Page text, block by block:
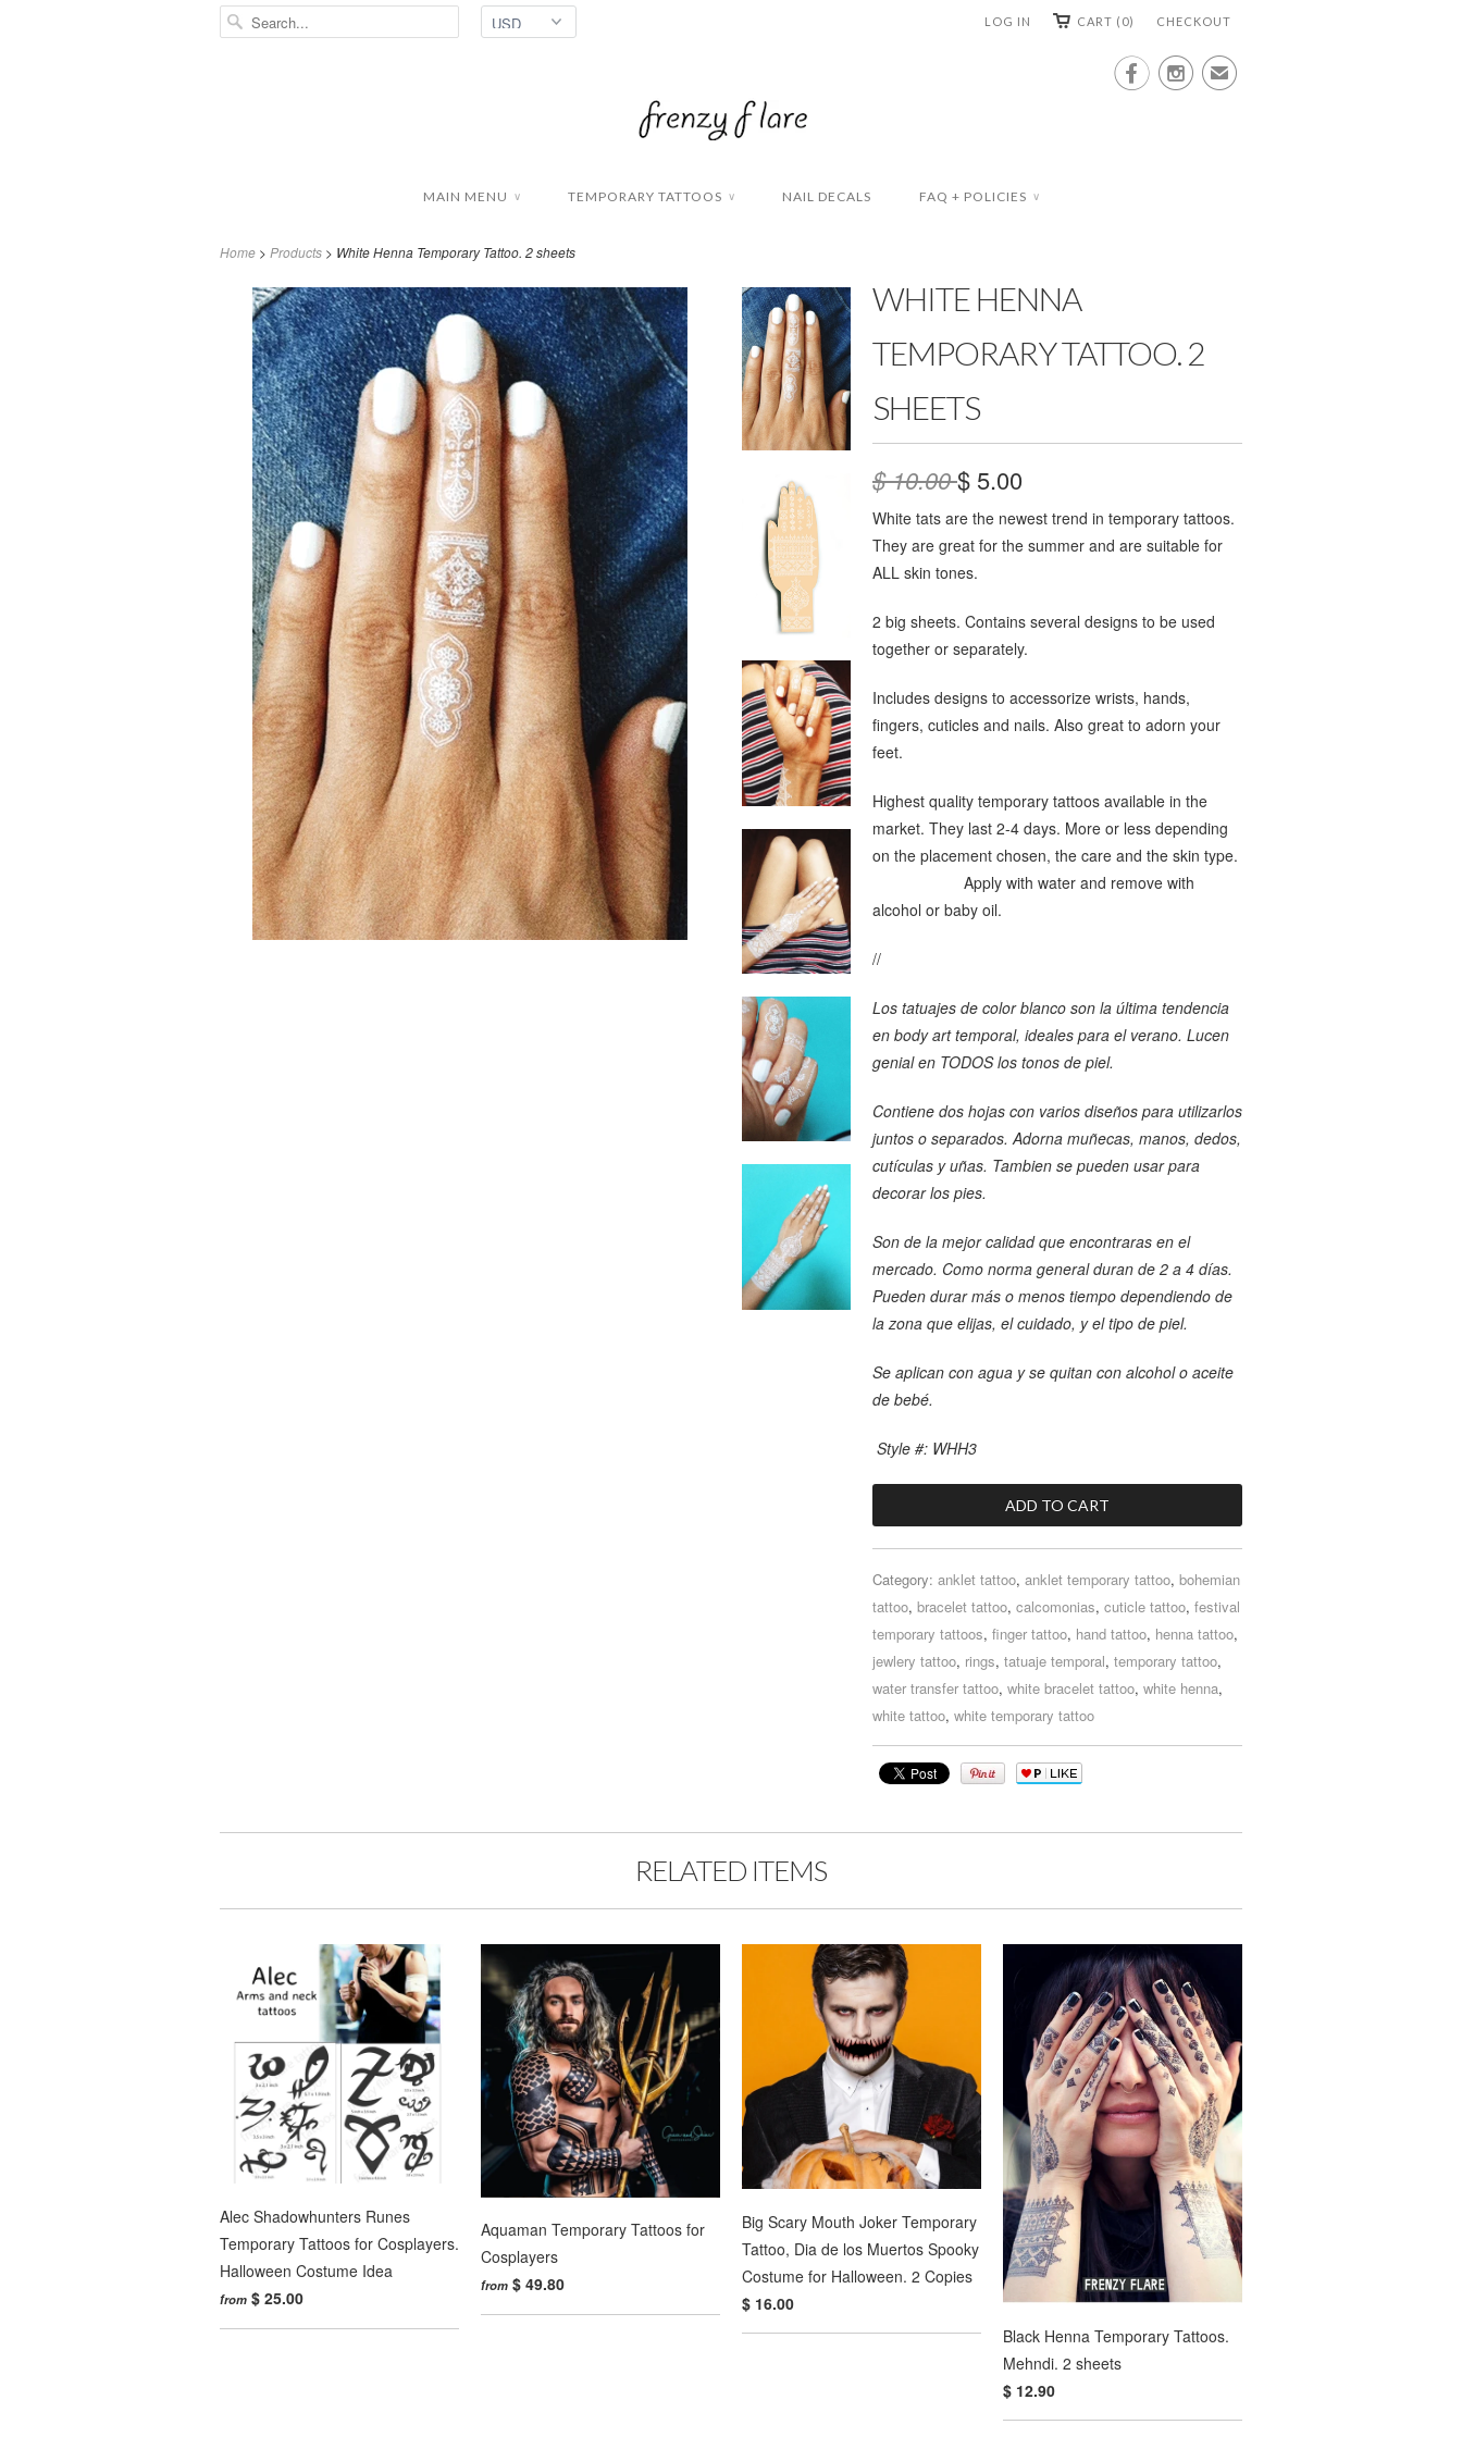
CHECKOUT
CART (0)
LOG IN
✉
MAIN MENU ∨ TEMPORARY TATTOOS ∨ NAIL DECALS FAQ + POLICIES ∨
Home > Products > White Henna Temporary Tattoo. 2 sheets
WHITE HENNA
TEMPORARY TATTOO. 2
SHEETS
$ 10.00$ 5.00
White tats are the newest trend in temporary tattoos.
They are great for the summer and are suitable for
ALL skin tones.
2 big sheets. Contains several designs to be used
together or separately.
Includes designs to accessorize wrists, hands,
fingers, cuticles and nails. Also great to adorn your
feet.
Highest quality temporary tattoos available in the
market. They last 2-4 days. More or less depending
on the placement chosen, the care and the skin type.
Apply with water and remove with
alcohol or baby oil.
//
Los tatuajes de color blanco son la última tendencia
en body art temporal, ideales para el verano. Lucen
genial en TODOS los tonos de piel.
Contiene dos hojas con varios diseños para utilizarlos
juntos o separados. Adorna muñecas, manos, dedos,
cutículas y uñas. Tambien se pueden usar para
decorar los pies.
Son de la mejor calidad que encontraras en el
mercado. Como norma general duran de 2 a 4 días.
Pueden durar más o menos tiempo dependiendo de
la zona que elijas, el cuidado, y el tipo de piel.
Se aplican con agua y se quitan con alcohol o aceite
de bebé.
Style #: WHH3
Category: anklet tattoo, anklet temporary tattoo, bohemian
tattoo, bracelet tattoo, calcomonias, cuticle tattoo, festival
temporary tattoos, finger tattoo, hand tattoo, henna tattoo,
jewlery tattoo, rings, tatuaje temporal, temporary tattoo,
water transfer tattoo, white bracelet tattoo, white henna,
white tattoo, white temporary tattoo
RELATED ITEMS
Alec Shadowhunters Runes
Temporary Tattoos for Cosplayers.
Halloween Costume Idea
from $ 25.00
Aquaman Temporary Tattoos for
Cosplayers
from $ 49.80
Big Scary Mouth Joker Temporary
Tattoo, Dia de los Muertos Spooky
Costume for Halloween. 2 Copies
$ 16.00
Black Henna Temporary Tattoos.
Mehndi. 2 sheets
$ 12.90